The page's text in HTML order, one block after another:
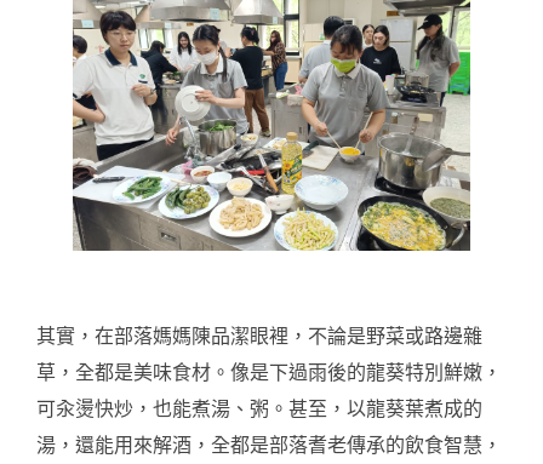
其實，在部落媽媽陳品潔眼裡，不論是野菜或路邊雜
草，全都是美味食材。像是下過雨後的龍葵特別鮮嫩，
可汆燙快炒，也能煮湯、粥。甚至，以龍葵葉煮成的
湯，還能用來解酒，全都是部落耆老傳承的飲食智慧，